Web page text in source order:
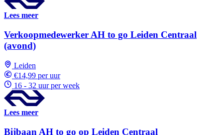
Lees meer
Verkoopmedewerker AH to go Leiden Centraal
(avond)
Leiden
€14,99 per uur
16 - 32 uur per week
Lees meer
Bijbaan AH to go op Leiden Centraal